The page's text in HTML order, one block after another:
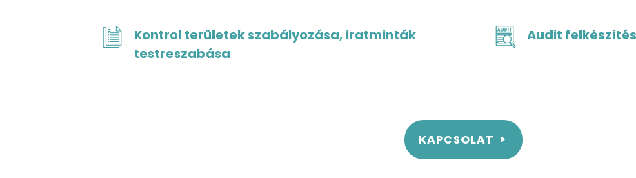
Kontrol területek szabályozása, iratminták
testreszabása
Audit felkészítés
KAPCSOLAT